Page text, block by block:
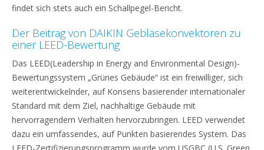
findet sich stets auch ein Schallpegel-Bericht.
Der Beitrag von DAIKIN Gebläsekonvektoren zu
einer LEED-Bewertung
Das LEED(Leadership in Energy and Environmental Design)-
Bewertungssystem „Grünes Gebäude“ ist ein freiwilliger, sich
weiterentwickelnder, auf Konsens basierender internationaler
Standard mit dem Ziel, nachhaltige Gebäude mit
hervorragendem Verhalten hervorzubringen. LEED verwendet
dazu ein umfassendes, auf Punkten basierendes System. Das
LEED-Zertifizierungsprogramm wurde vom USGBC (U.S. Green